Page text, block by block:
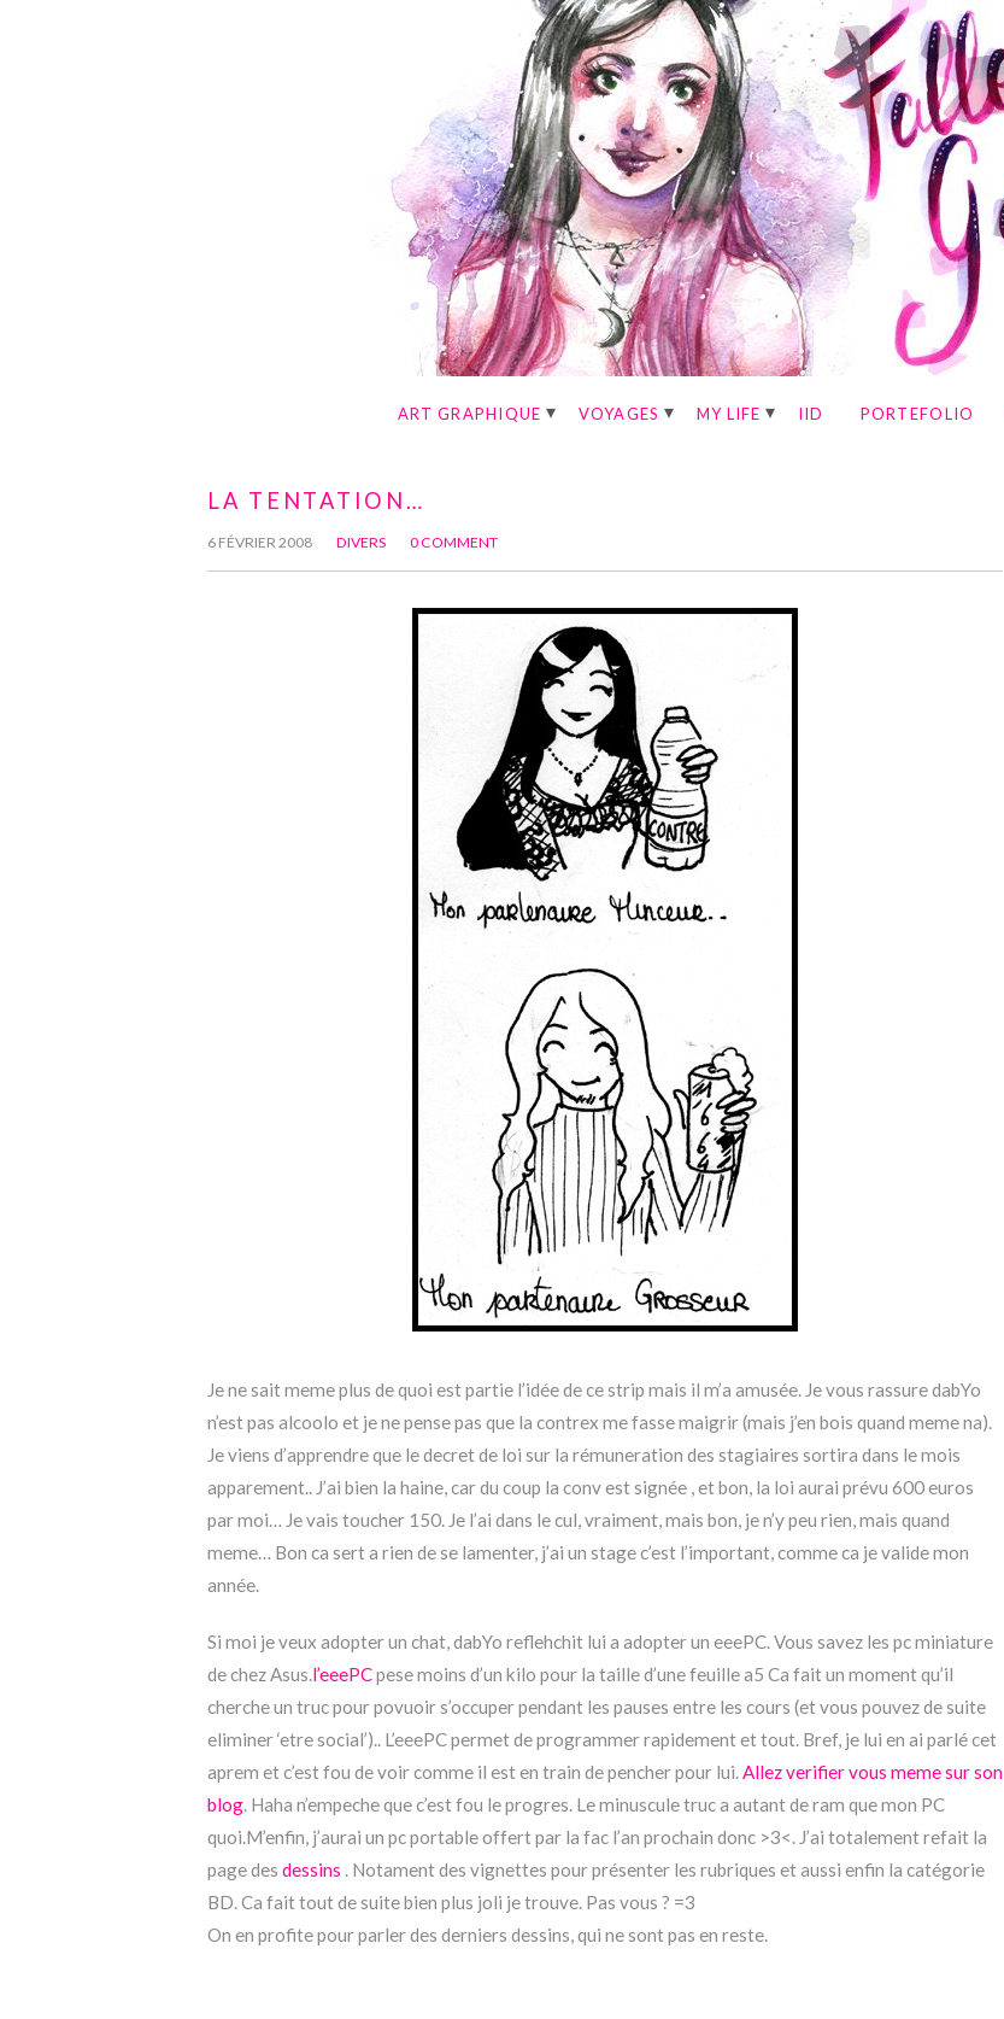
ART GRAPHIQUE VOYAGES MY LIFE IID PORTEFOLIO
LA TENTATION…
6 FÉVRIER 2008 DIVERS 0 COMMENT
Je ne sait meme plus de quoi est partie l’idée de ce strip mais il m’a amusée. Je vous rassure dabYo
n’est pas alcoolo et je ne pense pas que la contrex me fasse maigrir (mais j’en bois quand meme na).
Je viens d’apprendre que le decret de loi sur la rémuneration des stagiaires sortira dans le mois
apparement.. J’ai bien la haine, car du coup la conv est signée , et bon, la loi aurai prévu 600 euros
par moi… Je vais toucher 150. Je l’ai dans le cul, vraiment, mais bon, je n’y peu rien, mais quand
meme… Bon ca sert a rien de se lamenter, j’ai un stage c’est l’important, comme ca je valide mon
année.
Si moi je veux adopter un chat, dabYo reflehchit lui a adopter un eeePC. Vous savez les pc miniature
de chez Asus.l’eeePCpese moins d’un kilo pour la taille d’une feuille a5 Ca fait un moment qu’il
cherche un truc pour povuoir s’occuper pendant les pauses entre les cours (et vous pouvez de suite
eliminer ‘etre social’).. L’eeePC permet de programmer rapidement et tout. Bref, je lui en ai parlé cet
aprem et c’est fou de voir comme il est en train de pencher pour lui.Allez verifier vous meme sur son
blog. Haha n’empeche que c’est fou le progres. Le minuscule truc a autant de ram que mon PC
quoi.M’enfin, j’aurai un pc portable offert par la fac l’an prochain donc >3<. J’ai totalement refait la
page des dessins . Notament des vignettes pour présenter les rubriques et aussi enfin la catégorie
BD. Ca fait tout de suite bien plus joli je trouve. Pas vous ? =3
On en profite pour parler des derniers dessins, qui ne sont pas en reste.